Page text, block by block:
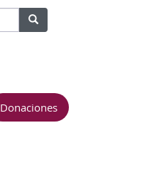
Donaciones